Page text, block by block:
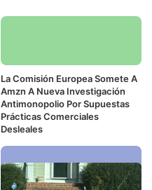
La Comisión Europea Somete A
Amzn A Nueva Investigación
Antimonopolio Por Supuestas
Prácticas Comerciales
Desleales